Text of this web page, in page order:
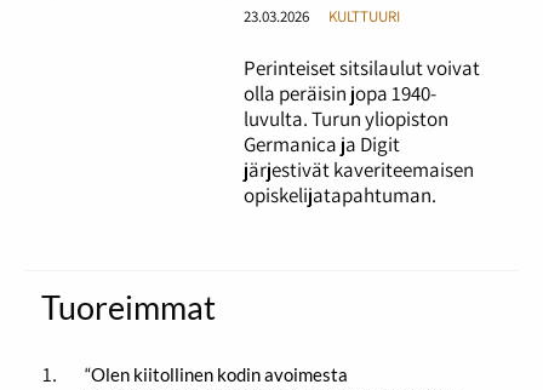
23.03.2026 KULTTUURI
Perinteiset sitsilaulut voivat
olla peräisin jopa 1940-
luvulta. Turun yliopiston
Germanica ja Digit
järjestivät kaveriteemaisen
opiskelijatapahtuman.
Tuoreimmat
“Olen kiitollinen kodin avoimesta